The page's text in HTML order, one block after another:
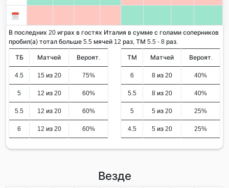
В последних 20 играх в гостях Италия в сумме с голами соперников
пробил(а) тотал больше 5.5 мячей 12 раз, ТМ 5.5 - 8 раз.
ТБ Матчей Вероят.
4.5 15 из 20 75%
5 12 из 20 60%
5.5 12 из 20 60%
6 12 из 20 60%
ТМ Матчей Вероят.
6 8 из 20 40%
5.5 8 из 20 40%
5 5 из 20 25%
4.5 5 из 20 25%
Везде